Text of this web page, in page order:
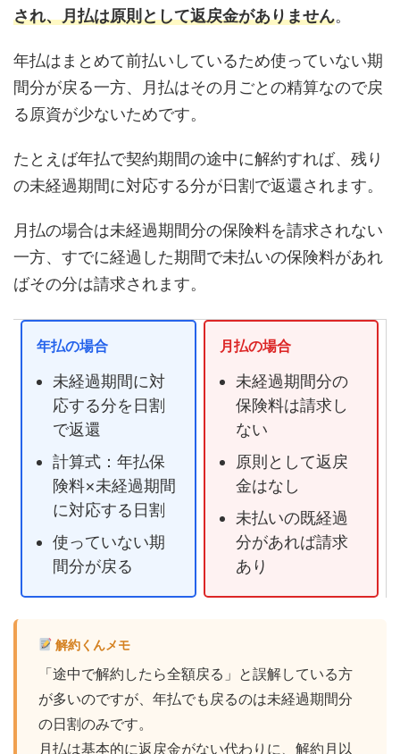
され、月払は原則として返戻金がありません。
年払はまとめて前払いしているため使っていない期
間分が戻る一方、月払はその月ごとの精算なので戻
る原資が少ないためです。
たとえば年払で契約期間の途中に解約すれば、残り
の未経過期間に対応する分が日割で返還されます。
月払の場合は未経過期間分の保険料を請求されない
一方、すでに経過した期間で未払いの保険料があれ
ばその分は請求されます。
年払の場合
未経過期間に対
応する分を日割
で返還
計算式：年払保
険料×未経過期間
に対応する日割
使っていない期
間分が戻る
月払の場合
未経過期間分の
保険料は請求し
ない
原則として返戻
金はなし
未払いの既経過
分があれば請求
あり
解約くんメモ
「途中で解約したら全額戻る」と誤解している方
が多いのですが、年払でも戻るのは未経過期間分
の日割のみです。
月払は基本的に返戻金がない代わりに、解約月以